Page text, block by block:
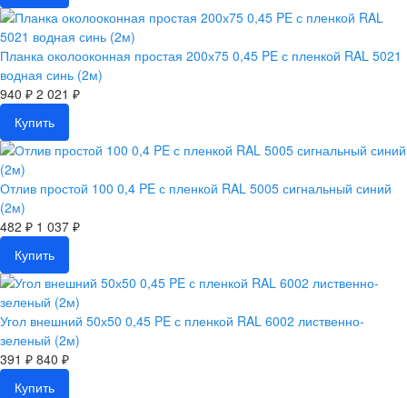
Планка околооконная простая 200х75 0,45 PE с пленкой RAL 5021
водная синь (2м)
940 ₽ 2 021 ₽
Купить
Отлив простой 100 0,4 PE с пленкой RAL 5005 сигнальный синий
(2м)
482 ₽ 1 037 ₽
Купить
Угол внешний 50х50 0,45 PE с пленкой RAL 6002 лиственно-
зеленый (2м)
391 ₽ 840 ₽
Купить